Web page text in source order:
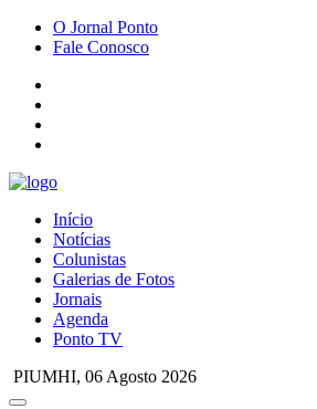
O Jornal Ponto
Fale Conosco
Início
Notícias
Colunistas
Galerias de Fotos
Jornais
Agenda
Ponto TV
PIUMHI, 06 Agosto 2026